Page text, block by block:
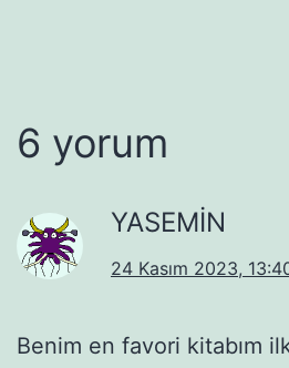
6 yorum
YASEMİN
24 Kasım 2023,
Benim en favori kitabım ilk